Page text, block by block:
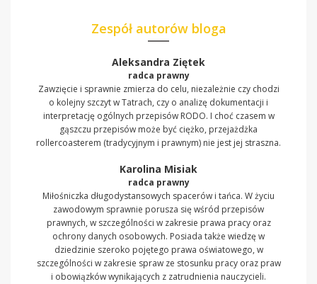
Zespół autorów bloga
Aleksandra Ziętek
radca prawny
Zawzięcie i sprawnie zmierza do celu, niezależnie czy chodzi
o kolejny szczyt w Tatrach, czy o analizę dokumentacji i
interpretację ogólnych przepisów RODO. I choć czasem w
gąszczu przepisów może być ciężko, przejażdżka
rollercoasterem (tradycyjnym i prawnym) nie jest jej straszna.
Karolina Misiak
radca prawny
Miłośniczka długodystansowych spacerów i tańca. W życiu
zawodowym sprawnie porusza się wśród przepisów
prawnych, w szczególności w zakresie prawa pracy oraz
ochrony danych osobowych. Posiada także wiedzę w
dziedzinie szeroko pojętego prawa oświatowego, w
szczególności w zakresie spraw ze stosunku pracy oraz praw
i obowiązków wynikających z zatrudnienia nauczycieli.